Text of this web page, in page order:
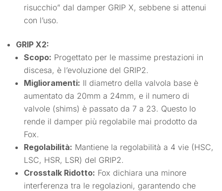
risucchio” dal damper GRIP X, sebbene si attenui
con l’uso.
GRIP X2:
Scopo: Progettato per le massime prestazioni in
discesa, è l’evoluzione del GRIP2.
Miglioramenti: Il diametro della valvola base è
aumentato da 20mm a 24mm, e il numero di
valvole (shims) è passato da 7 a 23. Questo lo
rende il damper più regolabile mai prodotto da
Fox.
Regolabilità: Mantiene la regolabilità a 4 vie (HSC,
LSC, HSR, LSR) del GRIP2.
Crosstalk Ridotto: Fox dichiara una minore
interferenza tra le regolazioni, garantendo che